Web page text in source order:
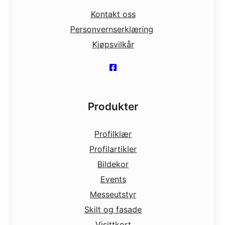
Kontakt oss
Personvernserklæring
Kjøpsvilkår
Produkter
Profilklær
Profilartikler
Bildekor
Events
Messeutstyr
Skilt og fasade